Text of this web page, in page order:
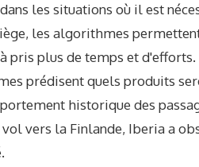
les situations où il est
les algorithmes
pris plus de temps et d'efforts.
prédisent quels produits
historique des
vers la Finlande, Iberia a